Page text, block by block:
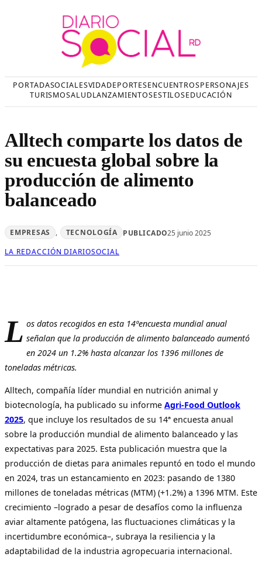
PORTADASOCIALESVIDADEPORTESENCUENTROSPERSONAJES
TURISMOSALUDLANZAMIENTOSESTILOSEDUCACIÓN
Alltech comparte los datos de
su encuesta global sobre la
producción de alimento
balanceado
EMPRESAS , TECNOLOGÍA PUBLICADO25 junio 2025
LA REDACCIÓN DIARIOSOCIAL
L os datos recogidos en esta 14ªencuesta mundial anual
señalan que la producción de alimento balanceado aumentó
en 2024 un 1.2% hasta alcanzar los 1396 millones de
toneladas métricas.
Alltech, compañía líder mundial en nutrición animal y
biotecnología, ha publicado su informe Agri-Food Outlook
2025, que incluye los resultados de su 14ª encuesta anual
sobre la producción mundial de alimento balanceado y las
expectativas para 2025. Esta publicación muestra que la
producción de dietas para animales repuntó en todo el mundo
en 2024, tras un estancamiento en 2023: pasando de 1380
millones de toneladas métricas (MTM) (+1.2%) a 1396 MTM. Este
crecimiento –logrado a pesar de desafíos como la influenza
aviar altamente patógena, las fluctuaciones climáticas y la
incertidumbre económica–, subraya la resiliencia y la
adaptabilidad de la industria agropecuaria internacional.